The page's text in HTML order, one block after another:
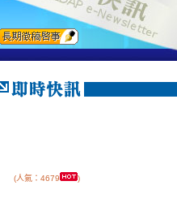
(人氣：4679 )